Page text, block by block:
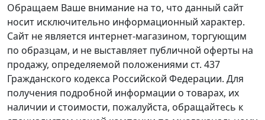
Обращаем Ваше внимание на то, что данный сайт
носит исключительно информационный характер.
Сайт не является интернет-магазином, торгующим
по образцам, и не выставляет публичной оферты на
продажу, определяемой положениями ст. 437
Гражданского кодекса Российской Федерации. Для
получения подробной информации о товарах, их
наличии и стоимости, пожалуйста, обращайтесь к